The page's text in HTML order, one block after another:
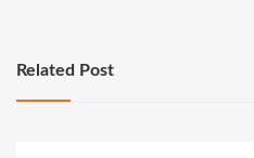
Related Post